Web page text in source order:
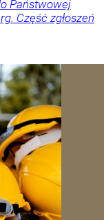
Państwowej
Część zgłoszeń